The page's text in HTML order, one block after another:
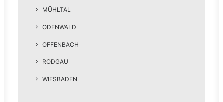
MÜHLTAL
ODENWALD
OFFENBACH
RODGAU
WIESBADEN